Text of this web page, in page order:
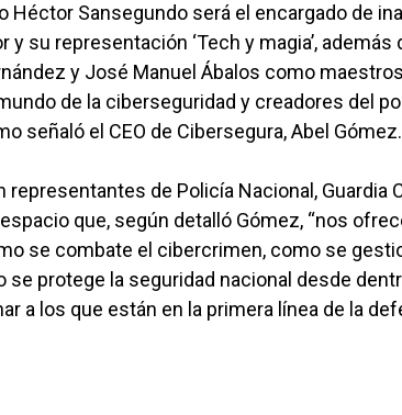
Héctor Sansegundo será el encargado de
y su representación ‘Tech y magia’,
y José Manuel Ábalos como
de la ciberseguridad y creadores del
señaló el CEO de Cibersegura, Abel Gómez.
representantes de Policía Nacional, Guardia
que, según detalló Gómez, “nos
se combate el cibercrimen, como se
protege la seguridad nacional desde
a los que están en la primera línea de la